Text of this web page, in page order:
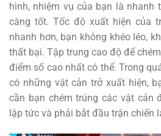
hình, nhiệm vụ của bạn là nhanh
càng tốt. Tốc độ xuất hiện của
nhanh hơn, bạn không khéo léo,
thất bại. Tập trung cao độ để
điểm số cao nhất có thể. Trong
có những vật cản trở xuất hiện,
cần bạn chém trúng các vật cản
lập tức và phải bắt đầu trận chiến